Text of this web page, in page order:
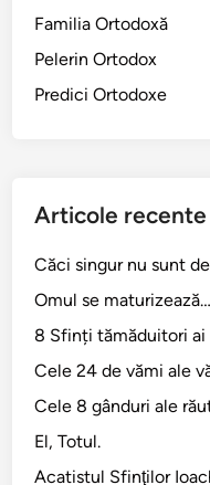
î
v
i
Familia Ortodoxă
Pelerin Ortodox
Predici Ortodoxe
Articole recente
Căci singur nu sunt
Omul se maturizează…
8 Sfinți tămăduitori ai
Cele 24 de vămi ale
Cele 8 gânduri ale
El, Totul.
Acatistul Sfinţilor